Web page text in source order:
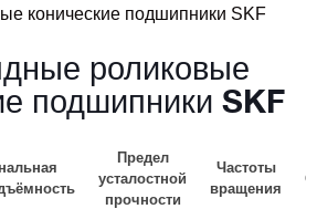
конические подшипники SKF
роликовые
подшипники SKF
Предел
усталостной
прочности
Частоты
вращения